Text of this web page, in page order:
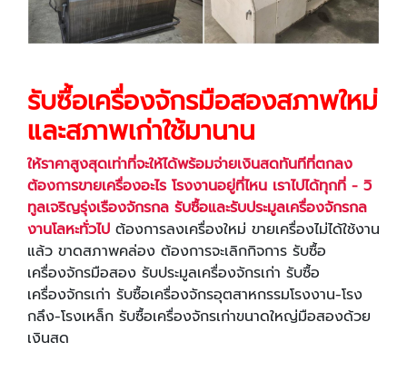
รับซื้อเครื่องจักรมือสองสภาพใหม่
และสภาพเก่าใช้มานาน
ให้ราคาสูงสุดเท่าที่จะให้ได้พร้อมจ่ายเงินสดทันทีที่ตกลง
ต้องการขายเครื่องอะไร โรงงานอยู่ที่ไหน เราไปได้ทุกที่ - วิ
ทูลเจริญรุ่งเรืองจักรกล รับซื้อและรับประมูลเครื่องจักรกล
งานโลหะทั่วไป ต้องการลงเครื่องใหม่ ขายเครื่องไม่ได้ใช้งาน
แล้ว ขาดสภาพคล่อง ต้องการจะเลิกกิจการ รับซื้อ
เครื่องจักรมือสอง รับประมูลเครื่องจักรเก่า รับซื้อ
เครื่องจักรเก่า รับซื้อเครื่องจักรอุตสาหกรรมโรงงาน-โรง
กลึง-โรงเหล็ก รับซื้อเครื่องจักรเก่าขนาดใหญ่มือสองด้วย
เงินสด